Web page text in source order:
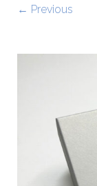
← Previous